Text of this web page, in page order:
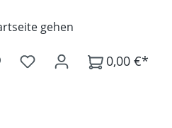
0,00 €*